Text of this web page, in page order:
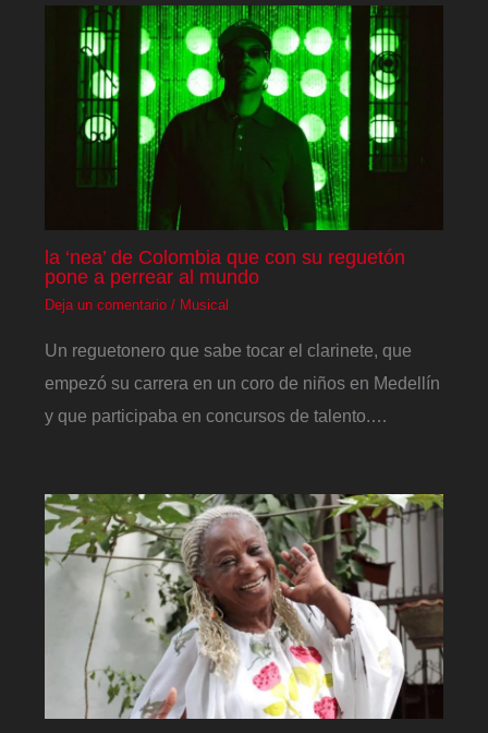
la ‘nea’ de Colombia que con su reguetón
pone a perrear al mundo
Deja un comentario / Musical
Un reguetonero que sabe tocar el clarinete, que
empezó su carrera en un coro de niños en Medellín
y que participaba en concursos de talento.…